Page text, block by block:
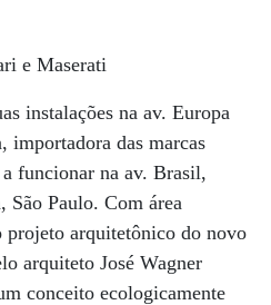
e Maserati
instalações na av. Europa
importadora das marcas
funcionar na av. Brasil,
São Paulo. Com área
projeto arquitetônico do novo
arquiteto José Wagner
conceito ecologicamente